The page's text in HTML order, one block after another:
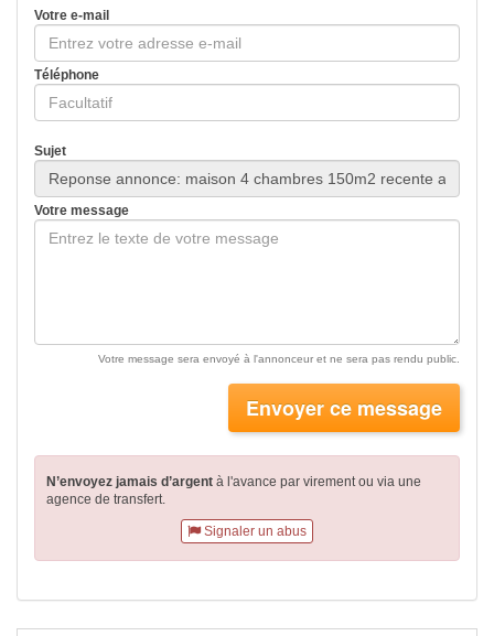
Votre e-mail
Téléphone
Sujet
Votre message
Votre message sera envoyé à l'annonceur et ne sera pas rendu public.
Envoyer ce message
N’envoyez jamais d’argent à l'avance par virementou via une
agence de transfert.
Signaler un abus